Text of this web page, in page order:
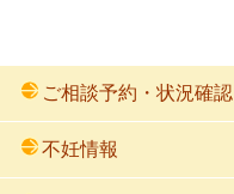
ご相談予約・状況確認
不妊情報